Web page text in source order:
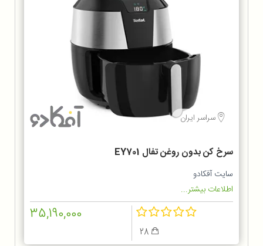
سراسر ایران
سرخ کن بدون روغن تفال EY701
سایت آفکادو
اطلاعات بیشتر...
35,190,000